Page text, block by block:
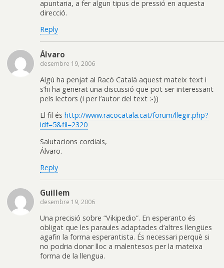
apuntaria, a fer algun tipus de pressió en aquesta
direcció.
Reply
Álvaro
desembre 19, 2006
Algú ha penjat al Racó Català aquest mateix text i
s’hi ha generat una discussió que pot ser interessant
pels lectors (i per l’autor del text :-))
El fil és http://www.racocatala.cat/forum/llegir.php?
idf=5&fil=2320
Salutacions cordials,
Álvaro.
Reply
Guillem
desembre 19, 2006
Una precisió sobre “Vikipedio”. En esperanto és
obligat que les paraules adaptades d’altres llengües
agafin la forma esperantista. És necessari perquè si
no podria donar lloc a malentesos per la mateixa
forma de la llengua.